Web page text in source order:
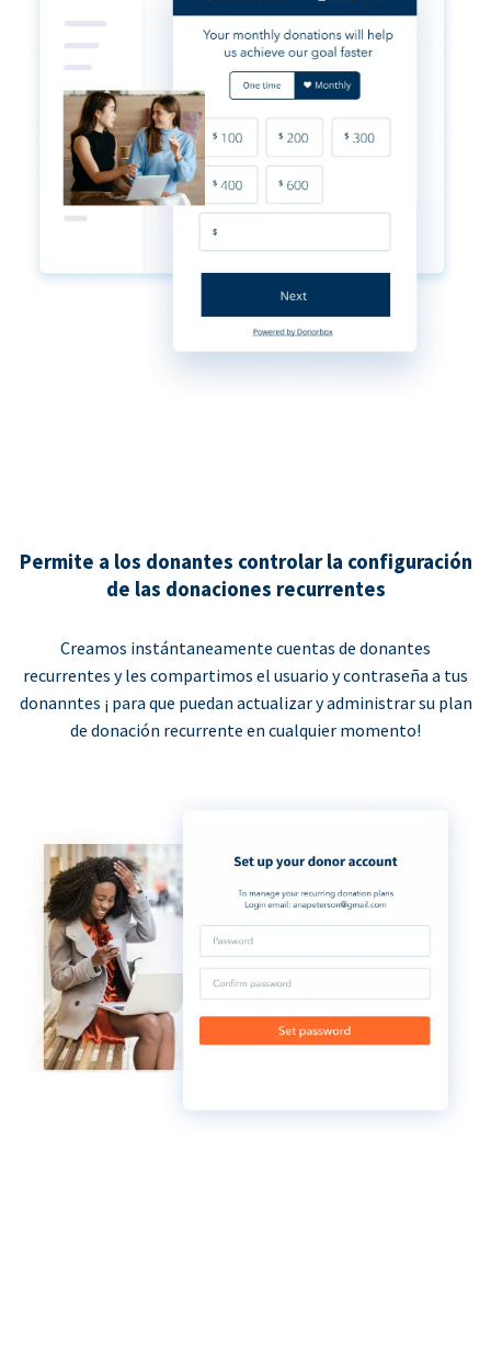
Permite a los donantes controlar la configuración
de las donaciones recurrentes
Creamos instántaneamente cuentas de donantes
recurrentes y les compartimos el usuario y contraseña a tus
donanntes ¡ para que puedan actualizar y administrar su plan
de donación recurrente en cualquier momento!